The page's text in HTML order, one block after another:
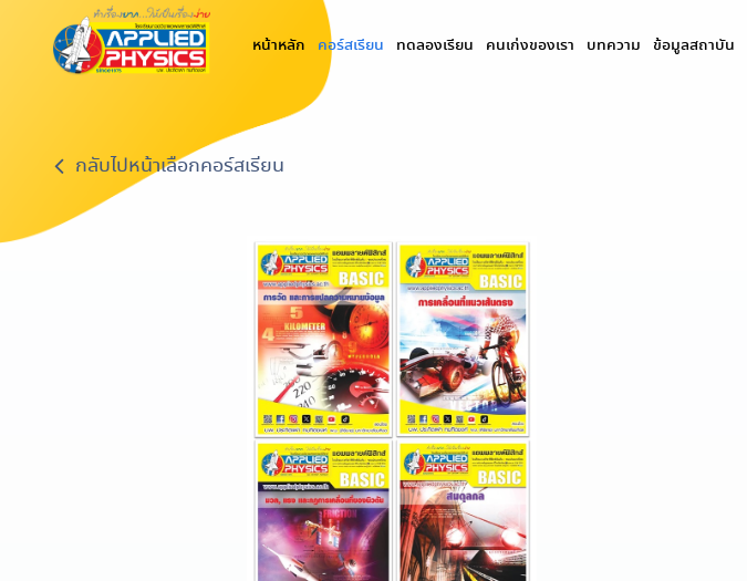
หน้าหลัก (current)
คอร์สเรียน ทดลองเรียน คนเก่งของเรา บทความ ข้อมูลสถาบัน
กลับไปหน้าเลือกคอร์สเรียน